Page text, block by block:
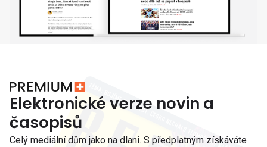
Elektronické verze novin a
časopisů
Celý mediální dům jako na dlani. S předplatným získáváte